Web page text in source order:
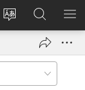
Mainīt
valodu
Pieteikties
(opens
Meklēt
vietnē
JW.ORG